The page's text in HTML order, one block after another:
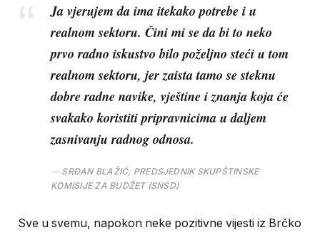
Ja vjerujem da ima itekako potrebe i u
realnom sektoru. Čini mi se da bi to neko
prvo radno iskustvo bilo poželjno steći u tom
realnom sektoru, jer zaista tamo se steknu
dobre radne navike, vještine i znanja koja će
svakako koristiti pripravnicima u daljem
zasnivanju radnog odnosa.
SRĐAN BLAŽIĆ, PREDSJEDNIK SKUPŠTINSKE
KOMISIJE ZA BUDŽET (SNSD)
Sve u svemu, napokon neke pozitivne vijesti iz Brčko